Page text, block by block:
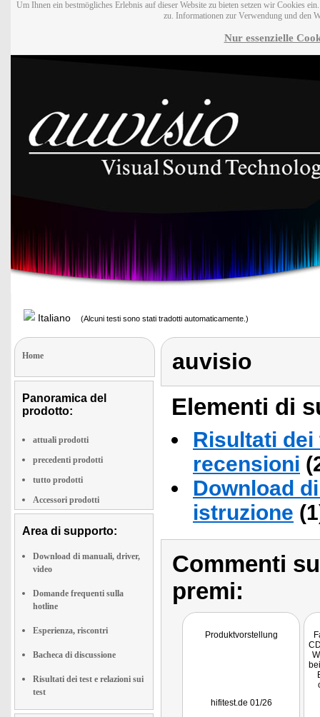
Um Ihnen ein bestmögliches Erlebnis auf dieser Website zu bieten setzen wir Cookies
zu. Informationen zur Verwendung und den
Nur essenzielle
Italiano (Alcuni testi sono stati tradotti automaticamente.)
Home
Panoramica del
prodotto:
attuali prodotti
precedenti prodotti
tutto prodotti
Accessori prodotti
Area di supporto:
Download di manuali, driver,
video
Domande frequenti sulla
hotline
Esperienza, riscontri
Bacheca di discussione
Risultati dei test e relazioni sui
test
auvisio
Elementi di
Risultati
recensioni
Download
istruzione
Commenti
premi:
Produktvorstellung
hifitest.de 01/26